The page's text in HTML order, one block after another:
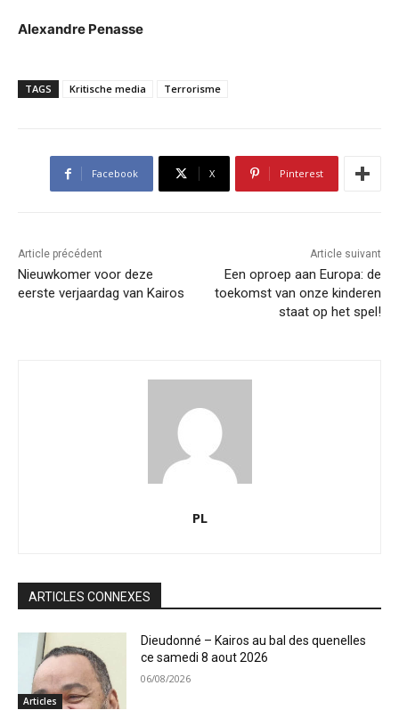
Alexandre Penasse
TAGS Kritische media Terrorisme
Facebook X Pinterest
Article précédent
Nieuwkomer voor deze
eerste verjaardag van Kairos
Article suivant
Een oproep aan Europa: de
toekomst van onze kinderen
staat op het spel!
PL
ARTICLES CONNEXES
Articles
Dieudonné – Kairos au bal des quenelles
ce samedi 8 aout 2026
06/08/2026